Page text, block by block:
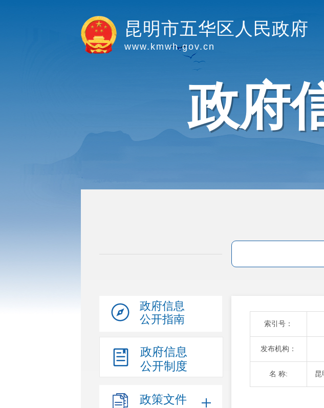
昆明市五华区人民政府
www.kmwh.gov.cn
政府
政府信息
公开指南
政府信息
公开制度
政策文件
索引号：
发布机构：
名 称: 昆